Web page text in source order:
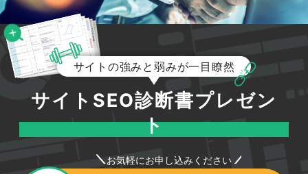
サイトの強みと弱みが一目瞭然
サイトSEO診断書プレゼン
ト
お気軽にお申し込みください